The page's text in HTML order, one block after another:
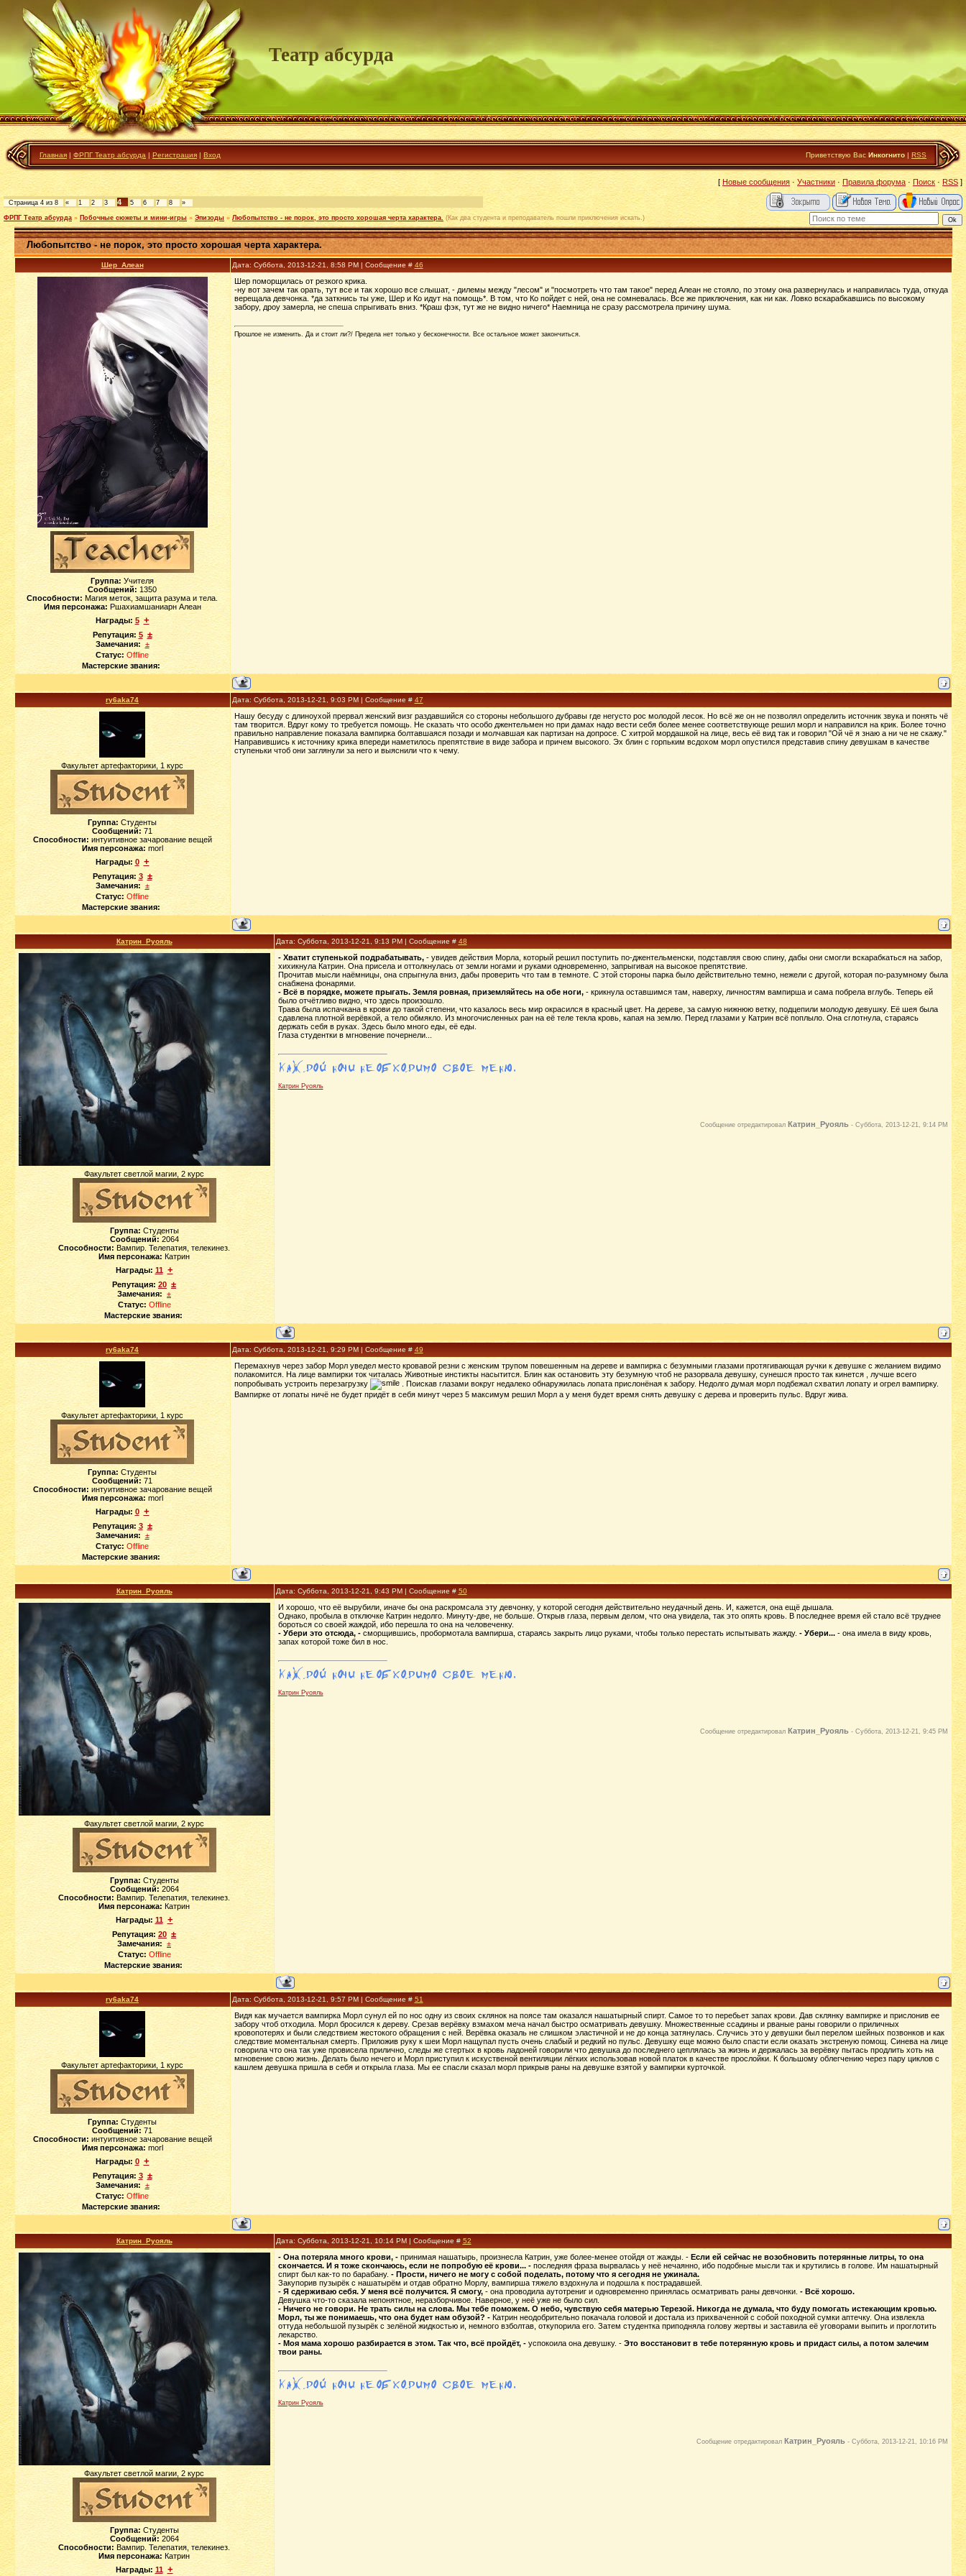
Театр абсурда
Главная | ФРПГ Театр абсурда | Регистрация | Вход Приветствую Вас Инкогнито | RSS
[ Новые сообщения · Участники · Правила форума·Поиск · RSS]
Страница 4 из 8 « 1 2 3 4 5 6 7 8 »
ФРПГ Театр абсурда » Побочные сюжеты и мини-игры » Эпизоды » Любопытство - не порок, это просто хорошая черта характера. (Как два студента и преподаватель пошли приключения искать.)
Любопытство - не порок, это просто хорошая черта характера.
Шер_Алеан Дата: Суббота, 2013-12-21, 8:58 PM | Сообщение # 46
Группа: Учителя
Сообщений: 1350
Способности: Магия меток, защита разума и тела.
Имя персонажа: Ршахиамшаниарн Алеан
Награды: 5 +
Репутация: 5 ±
Замечания: ±
Статус: Offline
Мастерские звания:
Шер поморщилась от резкого крика.
-ну вот зачем так орать, тут все и так хорошо все слышат, - дилемы между "лесом" и "посмотреть что там такое" перед Алеан не стояло, по этому она развернулась и направилась туда, откуда
верещала девчонка. *да заткнись ты уже, Шер и Ко идут на помощь*. В том, что Ко пойдет с ней, она не сомневалась. Все же приключения, как ни как. Ловко вскарабкавшись по высокому
забору, дроу замерла, не спеша спрыгивать вниз. *Краш фэк, тут же не видно ничего* Наемница не сразу рассмотрела причину шума.
Прошлое не изменить. Да и стоит ли?/ Предела нет только у бесконечности. Все остальное может закончиться.
ry6aka74 Дата: Суббота, 2013-12-21, 9:03 PM | Сообщение # 47
Факультет артефакторики, 1 курс
Группа: Студенты
Сообщений: 71
Способности:интуитивное зачарование вещей
Имя персонажа: morl
Награды: 0 +
Репутация: 3 ±
Замечания: ±
Статус: Offline
Мастерские звания:
Нашу бесуду с длиноухой прервал женский визг раздавшийся со стороны небольшого дубравы где негусто рос молодой лесок. Но всё же он не позволял определить источник звука и понять чё
там творится. Вдруг кому то требуется помощь. Не сказать что особо джентельмен но при дамах надо вести себя более менее соответствующе решил морл и направился на крик. Более точно
правильно направление показала вампирка болтавшаяся позади и молчавшая как партизан на допросе. С хитрой мордашкой на лице, весь её вид так и говорил "Ой чё я знаю а ни че не скажу."
Направившись к источнику крика впереди наметилось препятствие в виде забора и причем высокого. Эх блин с горпьким всдохом морл опустился представив спину девушкам в качестве
ступеньки чтоб они заглянули за него и выяснили что к чему.
Катрин_Руояль Дата: Суббота, 2013-12-21, 9:13 PM | Сообщение # 48
Факультет светлой магии, 2 курс
Группа:Студенты
Сообщений: 2064
Способности: Вампир. Телепатия, телекинез.
Имя персонажа: Катрин
Награды: 11 +
Репутация: 20 ±
Замечания: ±
Статус: Offline
Мастерские звания:
- Хватит ступенькой подрабатывать,- увидев действия Морла, который решил поступить по-джентельменски, подставляя свою спину, дабы они смогли вскарабкаться на забор,
хихикнула Катрин. Она присела и оттолкнулась от земли ногами и руками одновременно, запрыгивая на высокое препятствие.
Прочитав мысли наёмницы, она спрыгнула вниз, дабы проверить что там в темноте. С этой стороны парка было действительно темно, нежели с другой, которая по-разумному была
снабжена фонарями.
- Всё в порядке, можете прыгать. Земля ровная, приземляйтесь на обе ноги,- крикнула оставшимся там, наверху, личностям вампирша и сама побрела вглубь. Теперь ей
было отчётливо видно, что здесь произошло.
Трава была испачкана в крови до такой степени, что казалось весь мир окрасился в красный цвет. На дереве, за самую нижнюю ветку, подцепили молодую девушку. Её шея была
сдавлена плотной верёвкой, а тело обмякло. Из многочисленных ран на её теле текла кровь, капая на землю. Перед глазами у Катрин всё поплыло. Она сглотнула, стараясь
держать себя в руках. Здесь было много еды, её еды.
Глаза студентки в мгновение почернели...
Катрин Руояль
Сообщение отредактировал Катрин_Руояль- Суббота, 2013-12-21, 9:14 PM
ry6aka74 Дата: Суббота, 2013-12-21, 9:29 PM | Сообщение # 49
Факультет артефакторики, 1 курс
Группа: Студенты
Сообщений: 71
Способности:интуитивное зачарование вещей
Имя персонажа: morl
Награды: 0 +
Репутация: 3 ±
Замечания: ±
Статус: Offline
Мастерские звания:
Перемахнув через забор Морл уведел место кровавой резни с женским трупом повешенным на дереве и вампирка с безумными глазами протягивающая ручки к девушке с желанием видимо
полакомится. На лице вампирки ток читалась Животные инстикты насытится. Блин как остановить эту безумную чтоб не разорвала девушку, сунешся просто так кинется , лучше всего
попробывать устроить перезагрузку
. Поискав глазами вокруг недалеко обнаружилась лопата прислонёная к забору. Недолго думая морл подбежал схватил лопату и огрел вампирку.
Вампирке от лопаты ничё не будет придёт в себя минут через 5 максимум решил Морл а у меня будет время снять девушку с дерева и проверить пульс. Вдруг жива.
Катрин_Руояль Дата: Суббота, 2013-12-21, 9:43 PM | Сообщение # 50
Факультет светлой магии, 2 курс
Группа:Студенты
Сообщений: 2064
Способности: Вампир. Телепатия, телекинез.
Имя персонажа: Катрин
Награды: 11 +
Репутация: 20 ±
Замечания: ±
Статус: Offline
Мастерские звания:
И хорошо, что её вырубили, иначе бы она раскромсала эту девчонку, у которой сегодня действительно неудачный день. И, кажется, она ещё дышала.
Однако, пробыла в отключке Катрин недолго. Минуту-две, не больше. Открыв глаза, первым делом, что она увидела, так это опять кровь. В последнее время ей стало всё труднее
бороться со своей жаждой, ибо перешла то она на человеченку.
- Убери это отсюда, -сморщившись, пробормотала вампирша, стараясь закрыть лицо руками, чтобы только перестать испытывать жажду. - Убери...- она имела в виду кровь,
запах которой тоже бил в нос.
Катрин Руояль
Сообщение отредактировал Катрин_Руояль- Суббота, 2013-12-21, 9:45 PM
ry6aka74 Дата: Суббота, 2013-12-21, 9:57 PM | Сообщение # 51
Факультет артефакторики, 1 курс
Группа: Студенты
Сообщений: 71
Способности:интуитивное зачарование вещей
Имя персонажа: morl
Награды: 0 +
Репутация: 3 ±
Замечания: ±
Статус: Offline
Мастерские звания:
Видя как мучается вампирка Морл сунул ей по нос одну из своих склянок на поясе там оказался нашатырный спирт. Самое то то перебьет запах крови. Дав склянку вампирке и прислонив ее
забору чтоб отходила. Морл бросился к дереву. Срезав верёвку взмахом меча начал быстро осматривать девушку. Множественные ссадины и рваные раны говорили о приличных
кровопотерях и были следствием жестокого обращения с ней. Верёвка оказаль не слишком эластичной и не до конца затянулась. Случись это у девушки был перелом шейных позвонков и как
следствие моментальная смерть. Приложив руку к шеи Морл нащупал пусть очень слабый и редкий но пульс. Девушку еще можно было спасти если оказать экстреную помощ. Синева на лице
говорила что она так уже провисела прилично, следы же стертых в кровь ладоней говорили что девушка до последнего цеплялась за жизнь и держалась за верёвку пытась продлить хоть на
мгновение свою жизнь. Делать было нечего и Морл приступил к искуственой вентиляции лёгких использовав новой платок в качестве прослойки. К большому облегчению через пару циклов с
кашлем девушка пришла в себя и открыла глаза. Мы ее спасли сказал морл прикрыв раны на девушке взятой у вампирки курточкой.
Катрин_Руояль Дата: Суббота, 2013-12-21, 10:14 PM | Сообщение # 52
Факультет светлой магии, 2 курс
Группа:Студенты
Сообщений: 2064
Способности: Вампир. Телепатия, телекинез.
Имя персонажа: Катрин
Награды: 11 +
- Она потеряла много крови, -принимая нашатырь, произнесла Катрин, уже более-менее отойдя от жажды. - Если ей сейчас не возобновить потерянные литры, то она
скончается. И я тоже скончаюсь, если не попробую её крови... -последняя фраза вырвалась у неё нечаянно, ибо подобные мысли так и крутились в голове. Им нашатырный
спирт был как-то по барабану. - Прости, ничего не могу с собой поделать, потому что я сегодня не ужинала.
Закупорив пузырёк с нашатырём и отдав обратно Морлу, вампирша тяжело вздохнула и подошла к пострадавшей.
- Я сдерживаю себя. У меня всё получится. Я смогу,- она проводила аутотрениг и одновременно принялась осматривать раны девчонки. - Всё хорошо.
Девушка что-то сказала непонятное, неразборчивое. Наверное, у неё уже не было сил.
- Ничего не говори. Не трать силы на слова. Мы тебе поможем. О небо, чувствую себя матерью Терезой. Никогда не думала, что буду помогать истекающим кровью.
Морл, ты же понимаешь, что она будет нам обузой? -Катрин неодобрительно покачала головой и достала из прихваченной с собой походной сумки аптечку. Она извлекла
оттуда небольшой пузырёк с зелёной жидкостью и, немного взболтав, откупорила его. Затем студентка приподняла голову жертвы и заставила её уговорами выпить и проглотить
лекарство.
- Моя мама хорошо разбирается в этом. Так что, всё пройдёт, -успокоила она девушку. - Это восстановит в тебе потерянную кровь и придаст силы, а потом залечим
твои раны.
Катрин Руояль
Сообщение отредактировал Катрин_Руояль- Суббота, 2013-12-21, 10:16 PM